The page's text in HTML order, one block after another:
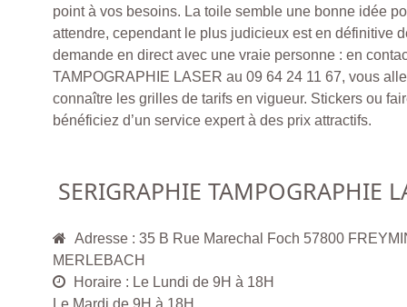
point à vos besoins. La toile semble une bonne idée
attendre, cependant le plus judicieux est en définitive
demande en direct avec une vraie personne : en
TAMPOGRAPHIE LASER au 09 64 24 11 67, vous
connaître les grilles de tarifs en vigueur. Stickers ou
bénéficiez d’un service expert à des prix attractifs.
SERIGRAPHIE TAMPOGRAPHIE
Adresse : 35 B Rue Marechal Foch 57800
MERLEBACH
Horaire : Le Lundi de 9H à 18H